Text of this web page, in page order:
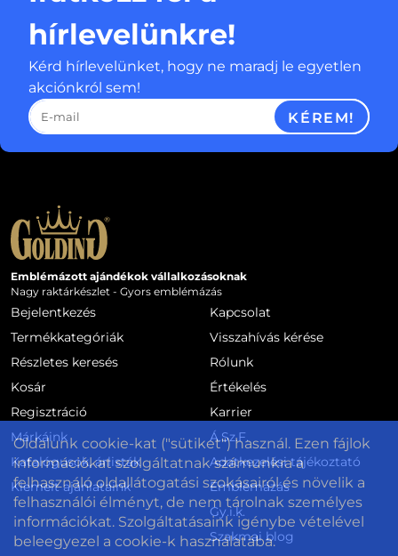
hírlevelünkre!
Kérd hírlevelünket, hogy ne maradj le egyetlen
akciónkról sem!
KÉREM!
Emblémázott ajándékok vállalkozásoknak
Nagy raktárkészlet - Gyors emblémázás
Bejelentkezés
Termékkategóriák
Részletes keresés
Kosár
Regisztráció
Kapcsolat
Visszahívás kérése
Rólunk
Értékelés
Karrier
Márkáink
Katalógusok, árlisták
Kiemelt ajánlataink
Á.Sz.F.
Adatkezelési tájékoztató
Emblémázás
Gy.i.k.
Szakmai blog
Oldalunk cookie-kat ("sütiket") használ. Ezen fájlok
információkat szolgáltatnak számunkra a
felhasználó oldallátogatási szokásairól és növelik a
felhasználói élményt, de nem tárolnak személyes
információkat. Szolgáltatásaink igénybe vételével
beleegyezel a cookie-k használatába.